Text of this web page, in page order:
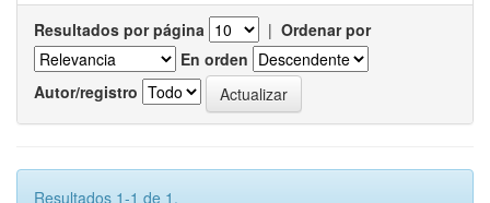
Resultados por página | Ordenar por
En orden
Autor/registro
Resultados 1-1 de 1.